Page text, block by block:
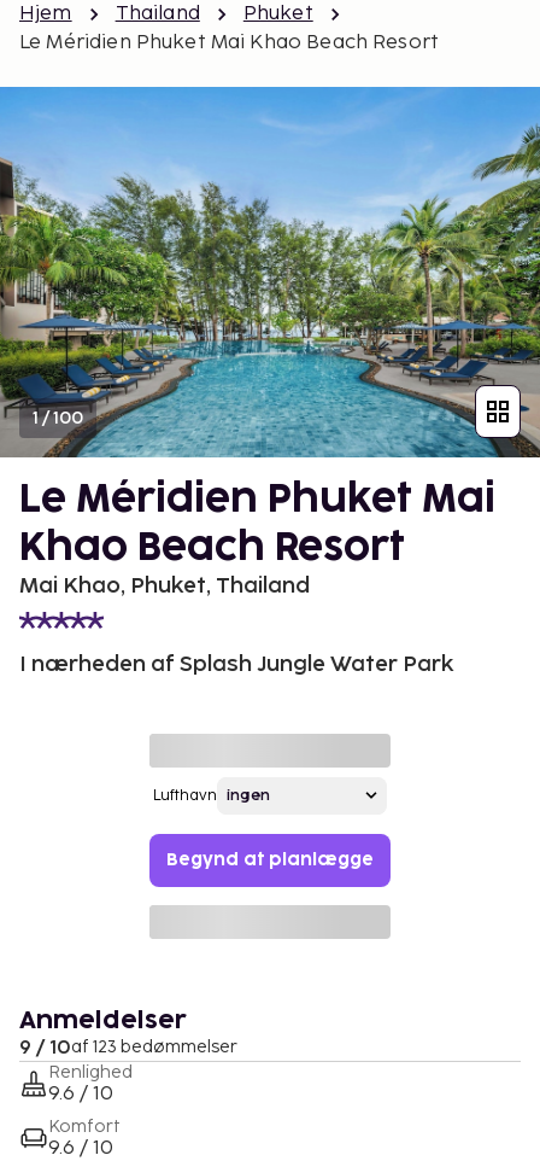
Hjem Thailand
Phuket
Le Méridien Phuket Mai Khao Beach Resort
1/100
Le Méridien Phuket Mai
Khao Beach Resort
Mai Khao, Phuket, Thailand
I nærheden af Splash Jungle Water Park
Lufthavn
Begynd at planlægge
Anmeldelser
9 / 10af 123 bedømmelser
Renlighed
9.6 / 10
Komfort
9.6 / 10